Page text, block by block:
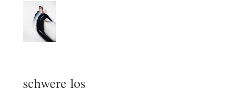
schwere los